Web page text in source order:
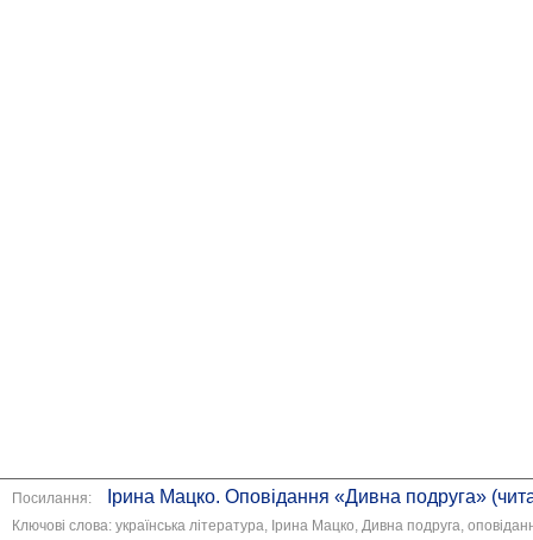
Посилання: Ірина Мацко. Оповідання «Дивна подруга»
Ключові слова: українська література, Ірина Мацко, Дивна подруга,